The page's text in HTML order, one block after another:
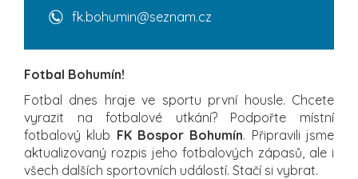
fk.bohumin@seznam.cz
Fotbal Bohumín!
Fotbal dnes hraje ve sportu první housle. Chcete
vyrazit na fotbalové utkání? Podpořte místní
fotbalový klub FK Bospor Bohumín. Připravili jsme
aktualizovaný rozpis jeho fotbalových zápasů, ale i
všech dalších sportovních událostí. Stačí si vybrat.